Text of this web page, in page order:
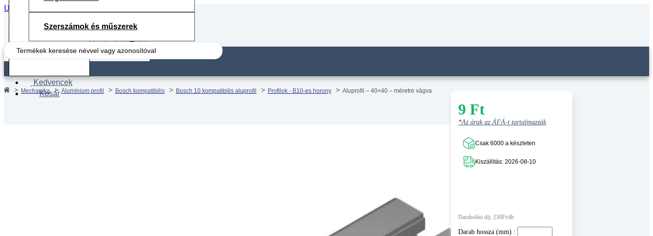
Ugrás a fő tartalomhoz
Search
...
Kedvencek
Kosár
Szerszámok és műszerek
Mechanika Alumínium profil Bosch kompatibilis Bosch 10 kompatibilis aluprofil Profilok - B10-es horony Aluprofil – 40×40 – méretre vágva
9 Ft
*Az árak az ÁFÁ-t tartalmazzák
Csak 6000 a készleten
Kiszállitás: 2026-08-10
Darabolási díj: 230Ft/db
Darab hossza (mm) :